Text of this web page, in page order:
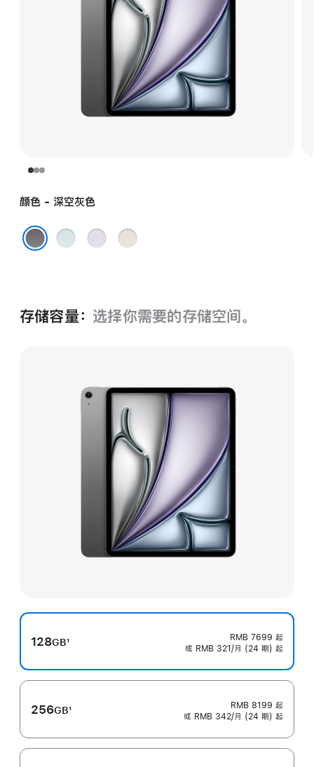
颜色 - 深空灰色
蓝
紫
星
存储容量： 选择你需要的存储空间。
128GB
注
1
RMB 7699 起
或 RMB 321/月 (24 期) 起
256GB
注
1
RMB 8199 起
或 RMB 342/月 (24 期) 起